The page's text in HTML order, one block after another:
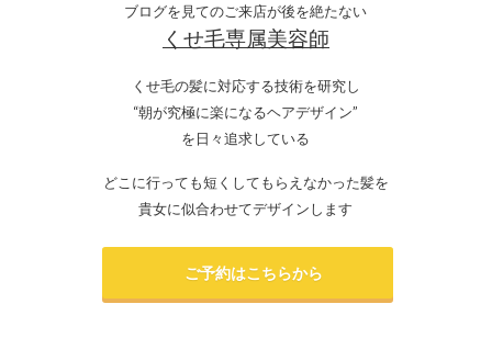
ブログを見てのご来店が後を絶たない
くせ毛専属美容師
くせ毛の髪に対応する技術を研究し
“朝が究極に楽になるヘアデザイン”
を日々追求している
どこに行っても短くしてもらえなかった髪を
貴女に似合わせてデザインします
ご予約はこちらから